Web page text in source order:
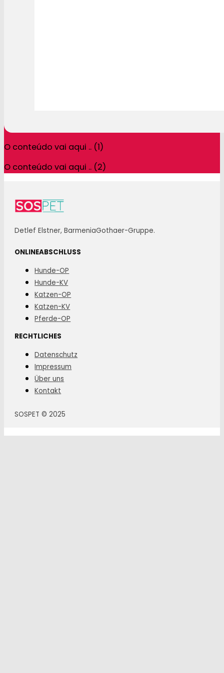
O conteúdo vai aqui .. (1)
O conteúdo vai aqui .. (2)
Detlef Elstner, BarmeniaGothaer-Gruppe.
ONLINEABSCHLUSS
Hunde-OP
Hunde-KV
Katzen-OP
Katzen-KV
Pferde-OP
RECHTLICHES
Datenschutz
Impressum
Über uns
Kontakt
SOSPET © 2025